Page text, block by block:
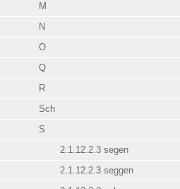
M
N
O
Q
R
Sch
S
2.1.12.2.3 segen
2.1.12.2.3 seggen